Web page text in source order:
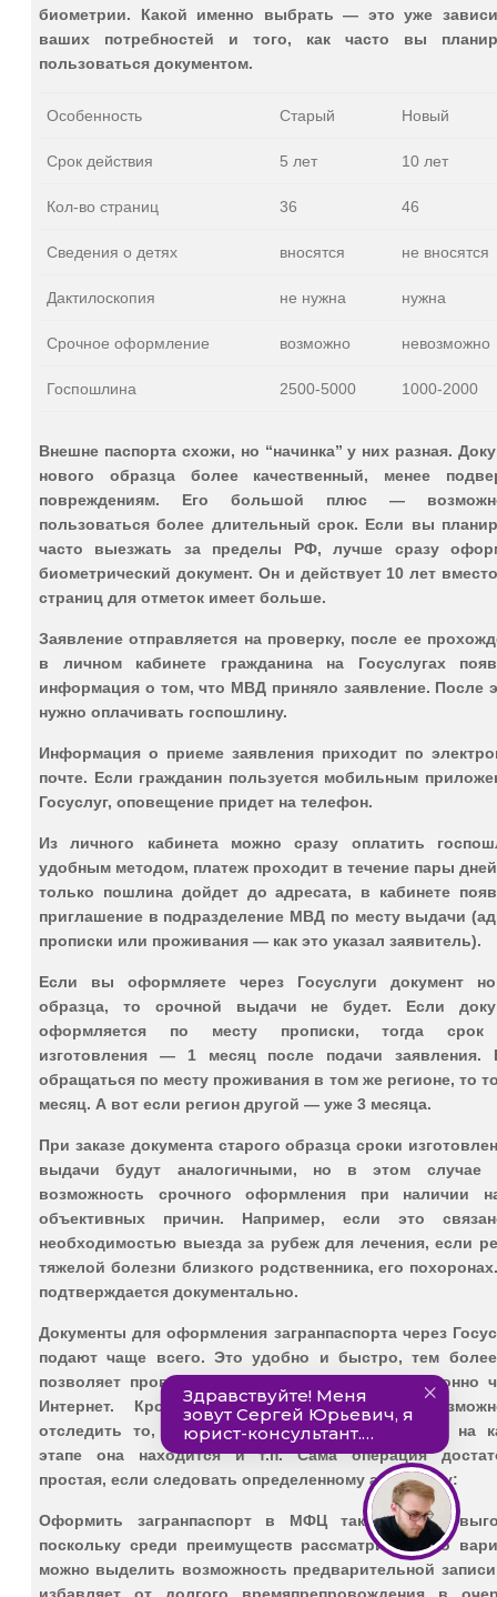
биометрии. Какой именно выбрать — это уже
ваших потребностей и того, как часто вы
пользоваться документом.
Особенность Старый Новый
Срок действия 5 лет 10 лет
Кол-во страниц 36 46
Сведения о детях вносятся не вносятся
Дактилоскопия не нужна нужна
Срочное оформление возможно невозможно
Госпошлина 2500-5000 1000-2000
Внешне паспорта схожи, но “начинка” у них разная.
нового образца более качественный, менее
повреждениям. Его большой плюс —
пользоваться более длительный срок. Если вы
часто выезжать за пределы РФ, лучше сразу
биометрический документ. Он и действует 10 лет
страниц для отметок имеет больше.
Заявление отправляется на проверку, после ее
в личном кабинете гражданина на Госуслугах
информация о том, что МВД приняло заявление. После
нужно оплачивать госпошлину.
Информация о приеме заявления приходит по
почте. Если гражданин пользуется мобильным
Госуслуг, оповещение придет на телефон.
Из личного кабинета можно сразу оплатить
удобным методом, платеж проходит в течение пары
только пошлина дойдет до адресата, в кабинете
приглашение в подразделение МВД по месту выдачи
прописки или проживания — как это указал заявитель).
Если вы оформляете через Госуслуги документ
образца, то срочной выдачи не будет. Если
оформляется по месту прописки, тогда срок
изготовления — 1 месяц после подачи заявления.
обращаться по месту проживания в том же регионе, то
месяц. А вот если регион другой — уже 3 месяца.
При заказе документа старого образца сроки
выдачи будут аналогичными, но в этом случае
возможность срочного оформления при наличии
объективных причин. Например, если это
необходимостью выезда за рубеж для лечения, если
тяжелой болезни близкого родственника, его
подтверждается документально.
Документы для оформления загранпаспорта через
подают чаще всего. Это удобно и быстро, тем
позволяет провести часть процедуры дистанционно
Интернет. Кроме того, можно получить
отследить то, как быстро проходит процедура, на
этапе она находится и т.п.Сама операция
простая, если следовать определенному алгоритму:
Оформить загранпаспорт в МФЦ также очень
поскольку среди преимуществ рассматриваемого
можно выделить возможность предварительной